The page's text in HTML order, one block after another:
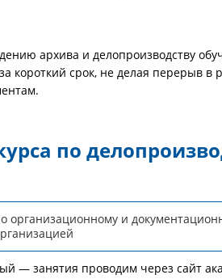
архива и делопроизводству
короткий срок, не делая перерыв в
по
организационному и
— занятия проводим через сайт